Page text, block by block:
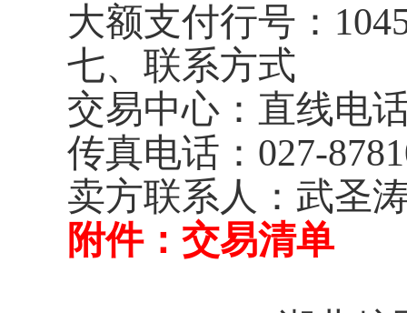
大额支付行号：
七、联系方式
交易中心：直线电
传真电话： 027-
卖方联系人：武圣
附件：交易清单